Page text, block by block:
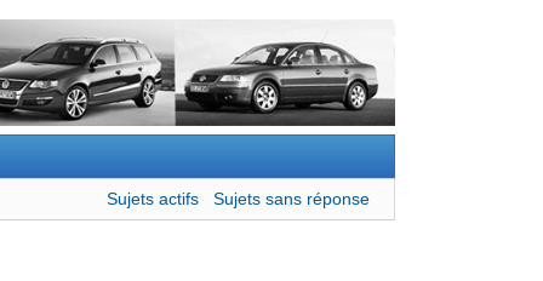
Sujets actifs Sujets sans réponse